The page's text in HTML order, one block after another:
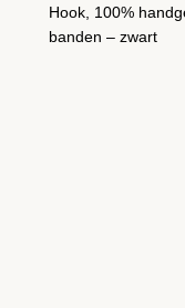
Hook, 100%
banden – zwart